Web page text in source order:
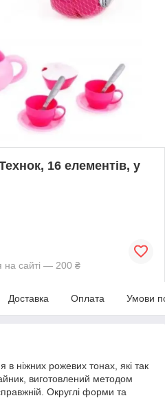
16 елементів, у
на сайті — 200 ₴
Доставка Оплата Умови
ніжних рожевих тонах, які так
виготовлений методом
Округлі форми та